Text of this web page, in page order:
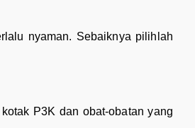
nyaman. Sebaiknya pilihlah
P3K dan obat-obatan yang